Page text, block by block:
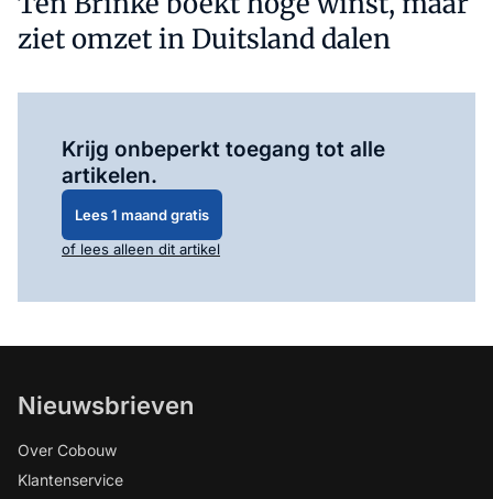
ziet omzet in Duitsland dalen
Krijg onbeperkt toegang tot alle
artikelen.
Lees 1 maand gratis
of lees alleen dit artikel
Nieuwsbrieven
Over Cobouw
Klantenservice